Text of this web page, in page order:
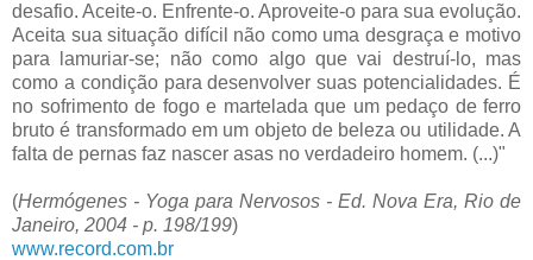
desafio. Aceite-o. Enfrente-o. Aproveite-o para sua evolução.
Aceita sua situação difícil não como uma desgraça e motivo
para lamuriar-se; não como algo que vai destruí-lo, mas
como a condição para desenvolver suas potencialidades. É
no sofrimento de fogo e martelada que um pedaço de ferro
bruto é transformado em um objeto de beleza ou utilidade. A
falta de pernas faz nascer asas no verdadeiro homem. (...)"
(Hermógenes - Yoga para Nervosos - Ed. Nova Era, Rio de
Janeiro, 2004 - p. 198/199)
www.record.com.br